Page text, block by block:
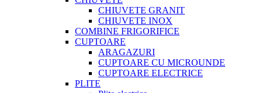
CHIUVETE GRANIT
CHIUVETE INOX
COMBINE FRIGORIFICE
CUPTOARE
ARAGAZURI
CUPTOARE CU MICROUNDE
CUPTOARE ELECTRICE
PLITE